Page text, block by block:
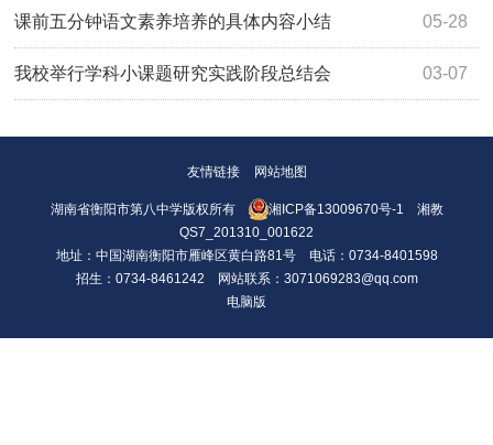
05-28
课前五分钟语文素养培养的具体内容小结
03-07
我校举行学科小课题研究实践阶段总结会
友情链接 网站地图
湖南省衡阳市第八中学版权所有 湘ICP备13009670号-1 湘教
QS7_201310_001622
地址：中国湖南衡阳市雁峰区黄白路81号 电话：0734-8401598
招生：0734-8461242 网站联系：3071069283@qq.com
电脑版